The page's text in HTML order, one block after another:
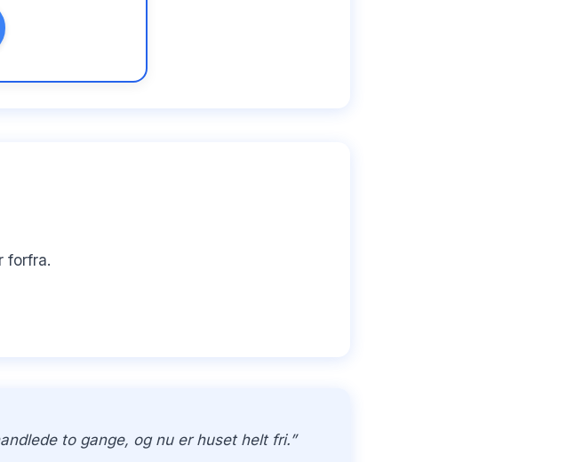
forfra.
to gange, og nu er huset helt fri.”